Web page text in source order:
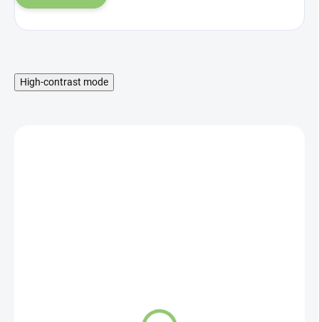
High-contrast mode